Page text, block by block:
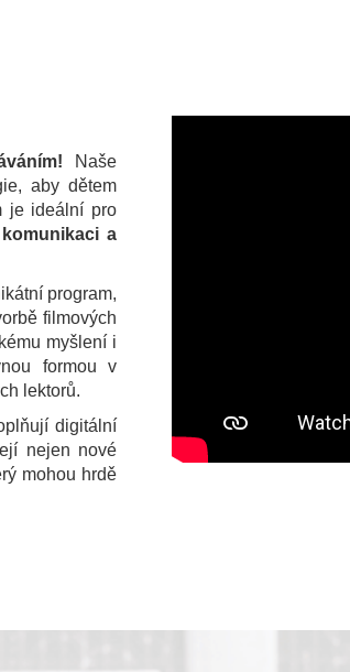
Naše
aby dětem
je ideální pro
a
program,
filmových
myšlení i
formou v
lektorů.
digitální
nejen nové
mohou hrdě